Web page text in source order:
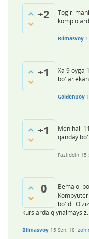
+2
Tog'ri
komp
Bilmasvoy
+1
Xa 9 oyga
bo'lar
GoldenBoy
+1
Men hali
qanday
Fazliddin 15
0
Bemalol
bo'ldi.
kurslarda qiynalmaysiz.
Bilmasvoy 15 Sen, 18 Izoh